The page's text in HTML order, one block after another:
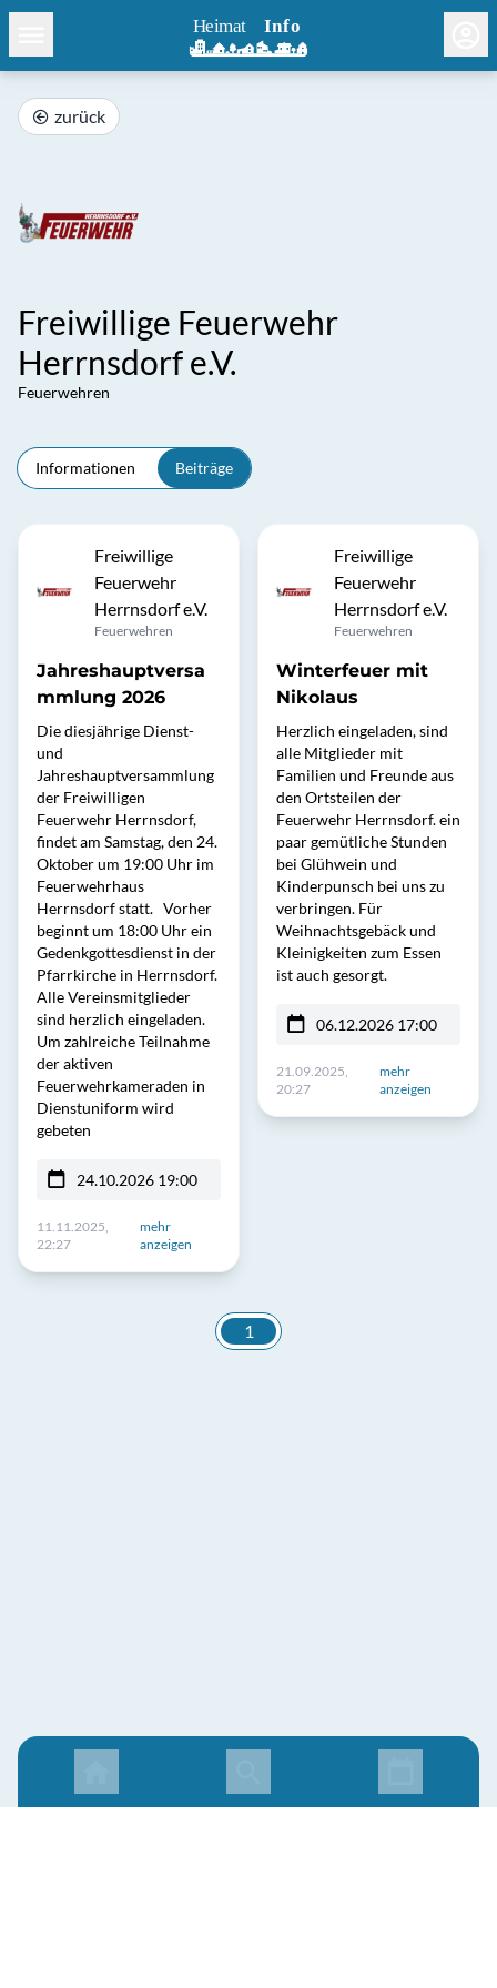
zurück
Freiwillige Feuerwehr
Herrnsdorf e.V.
Feuerwehren
Informationen Beiträge
Freiwillige
Feuerwehr
Herrnsdorf e.V.
Feuerwehren
Jahreshauptversa
mmlung 2026
Die diesjährige Dienst-
und
Jahreshauptversammlung
der Freiwilligen
Feuerwehr Herrnsdorf,
findet am Samstag, den 24.
Oktober um 19:00 Uhr im
Feuerwehrhaus
Herrnsdorf statt. Vorher
beginnt um 18:00 Uhr ein
Gedenkgottesdienst in der
Pfarrkirche in Herrnsdorf.
Alle Vereinsmitglieder
sind herzlich eingeladen.
Um zahlreiche Teilnahme
der aktiven
Feuerwehrkameraden in
Dienstuniform wird
gebeten
24.10.2026 19:00
11.11.2025,
22:27
mehr
anzeigen
Freiwillige
Feuerwehr
Herrnsdorf e.V.
Feuerwehren
Winterfeuer mit
Nikolaus
Herzlich eingeladen, sind
alle Mitglieder mit
Familien und Freunde aus
den Ortsteilen der
Feuerwehr Herrnsdorf. ein
paar gemütliche Stunden
bei Glühwein und
Kinderpunsch bei uns zu
verbringen. Für
Weihnachtsgebäck und
Kleinigkeiten zum Essen
ist auch gesorgt.
06.12.2026 17:00
21.09.2025,
20:27
mehr
anzeigen
1